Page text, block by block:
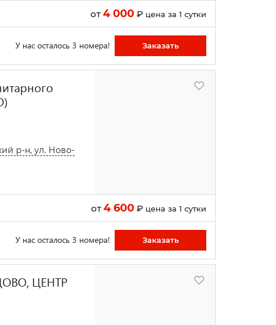
от4 000₽ цена за 1 сутки
У нас осталось 3 номера! Заказать
р-н, ул. Ново-
от4 600₽ цена за 1 сутки
У нас осталось 3 номера! Заказать
ЦЕНТР